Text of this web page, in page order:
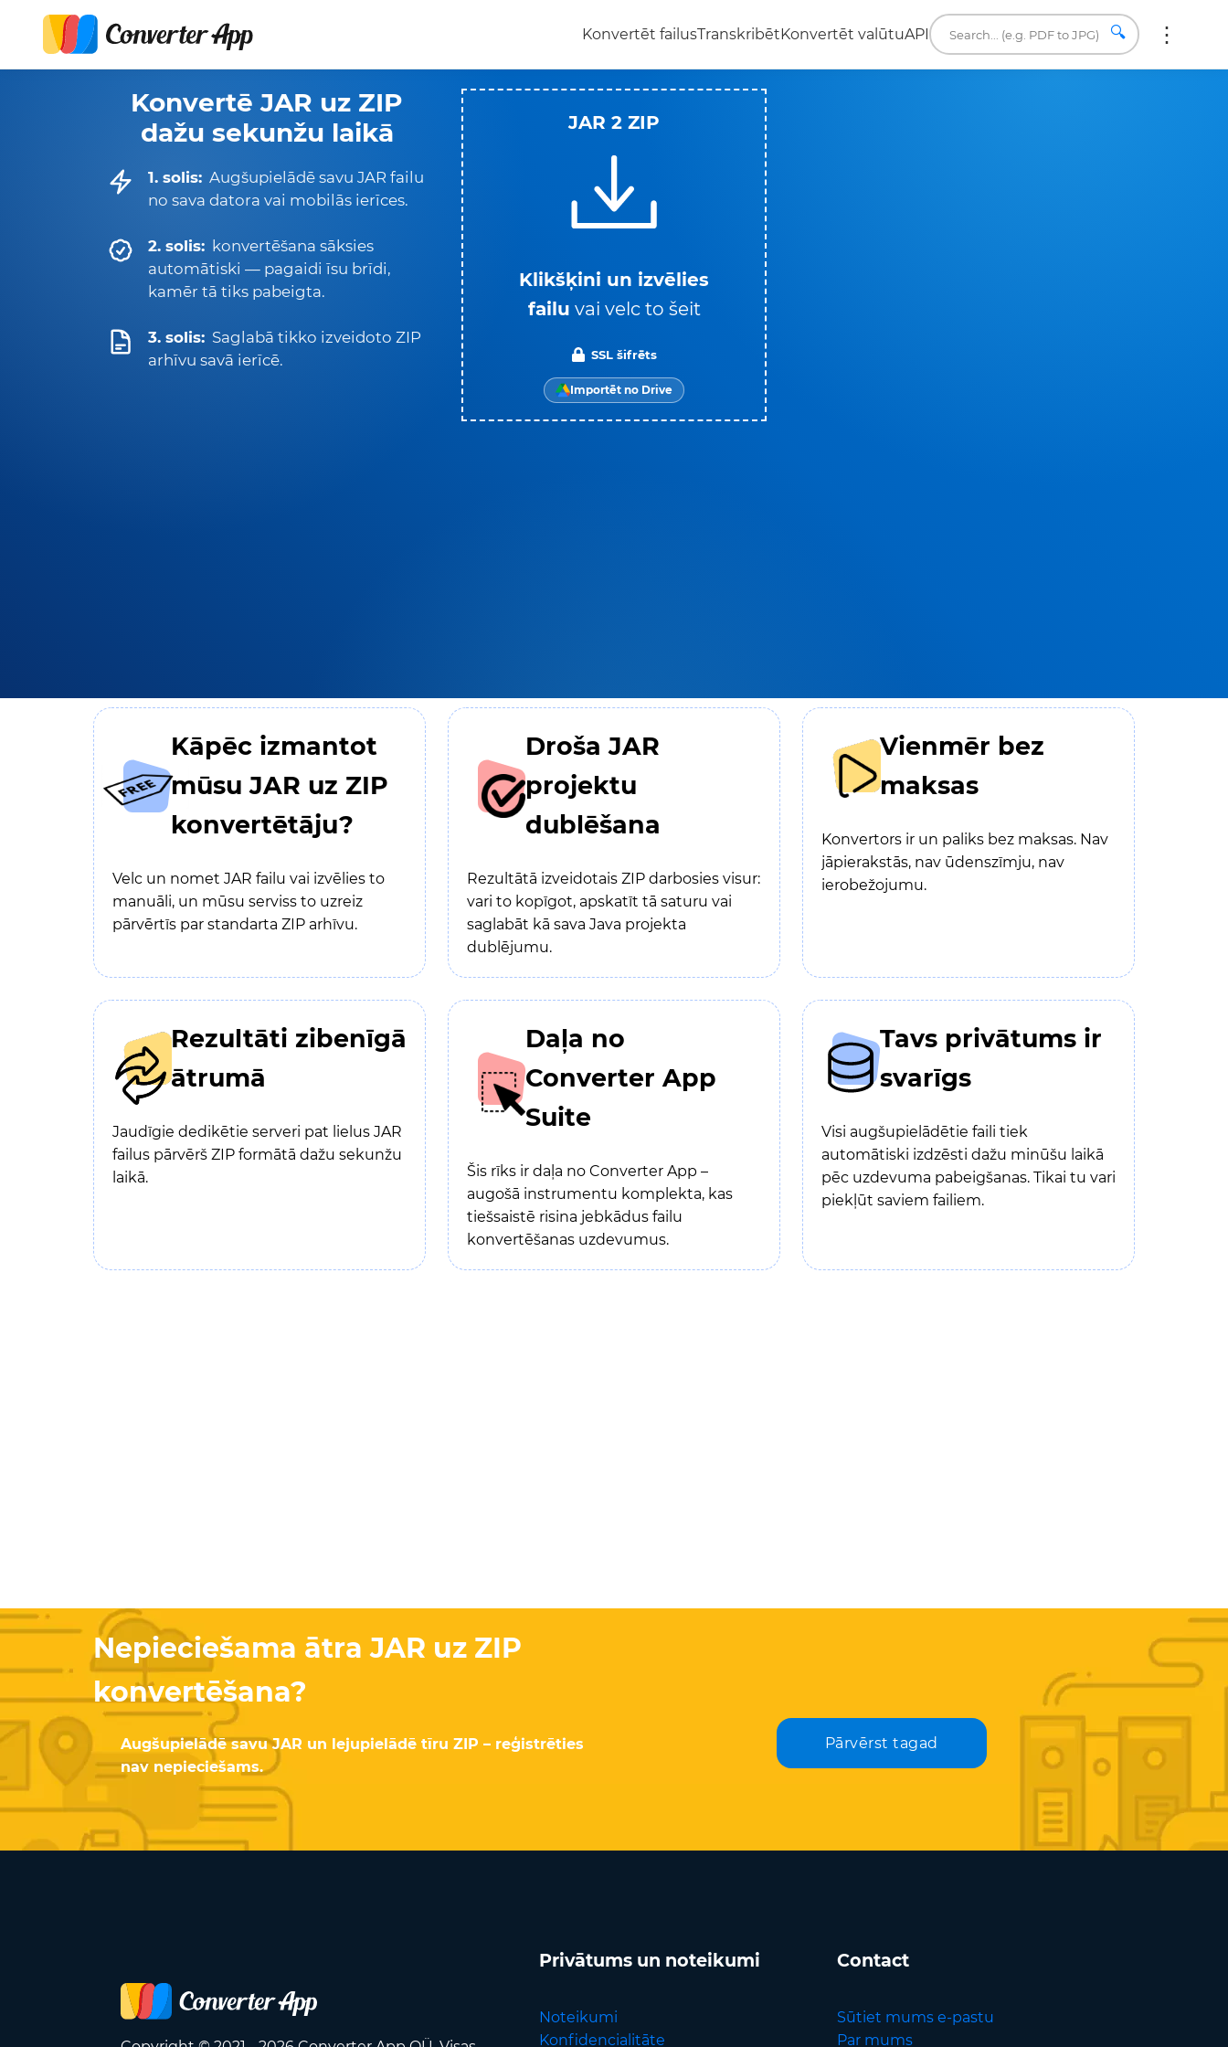
Konvertēt failusTranskribētKonvertēt valūtuAPI 🔍
Konvertē JAR uz ZIP
dažu sekunžu laikā
1. solis: Augšupielādē savu JAR failu
no sava datora vai mobilās ierīces.
2. solis: konvertēšana sāksies
automātiski — pagaidi īsu brīdi,
kamēr tā tiks pabeigta.
3. solis: Saglabā tikko izveidoto ZIP
arhīvu savā ierīcē.
JAR 2 ZIP
Klikšķini un izvēlies
failu vai velc to šeit
SSL šifrēts
Importēt no Drive
Kāpēc izmantot
mūsu JAR uz ZIP
konvertētāju?
Velc un nomet JAR failu vai izvēlies to
manuāli, un mūsu serviss to uzreiz
pārvērtīs par standarta ZIP arhīvu.
Droša JAR
projektu
dublēšana
Rezultātā izveidotais ZIP darbosies visur:
vari to kopīgot, apskatīt tā saturu vai
saglabāt kā sava Java projekta
dublējumu.
Vienmēr bez
maksas
Konvertors ir un paliks bez maksas. Nav
jāpierakstās, nav ūdenszīmju, nav
ierobežojumu.
Rezultāti zibenīgā
ātrumā
Jaudīgie dedikētie serveri pat lielus JAR
failus pārvērš ZIP formātā dažu sekunžu
laikā.
Daļa no
Converter App
Suite
Šis rīks ir daļa no Converter App –
augošā instrumentu komplekta, kas
tiešsaistē risina jebkādus failu
konvertēšanas uzdevumus.
Tavs privātums ir
svarīgs
Visi augšupielādētie faili tiek
automātiski izdzēsti dažu minūšu laikā
pēc uzdevuma pabeigšanas. Tikai tu vari
piekļūt saviem failiem.
Nepieciešama ātra JAR uz ZIP
konvertēšana?
Augšupielādē savu JAR un lejupielādē tīru ZIP – reģistrēties
nav nepieciešams.
Pārvērst tagad
Privātums un noteikumi
Noteikumi
Konfidencialitāte
Contact
Sūtiet mums e-pastu
Par mums